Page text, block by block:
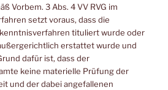
Vorbem. 3 Abs. 4 VV RVG im
setzt voraus, dass die
tituliert wurde oder
erstattet wurde und
dafür ist, dass der
keine materielle Prüfung der
und der dabei angefallenen